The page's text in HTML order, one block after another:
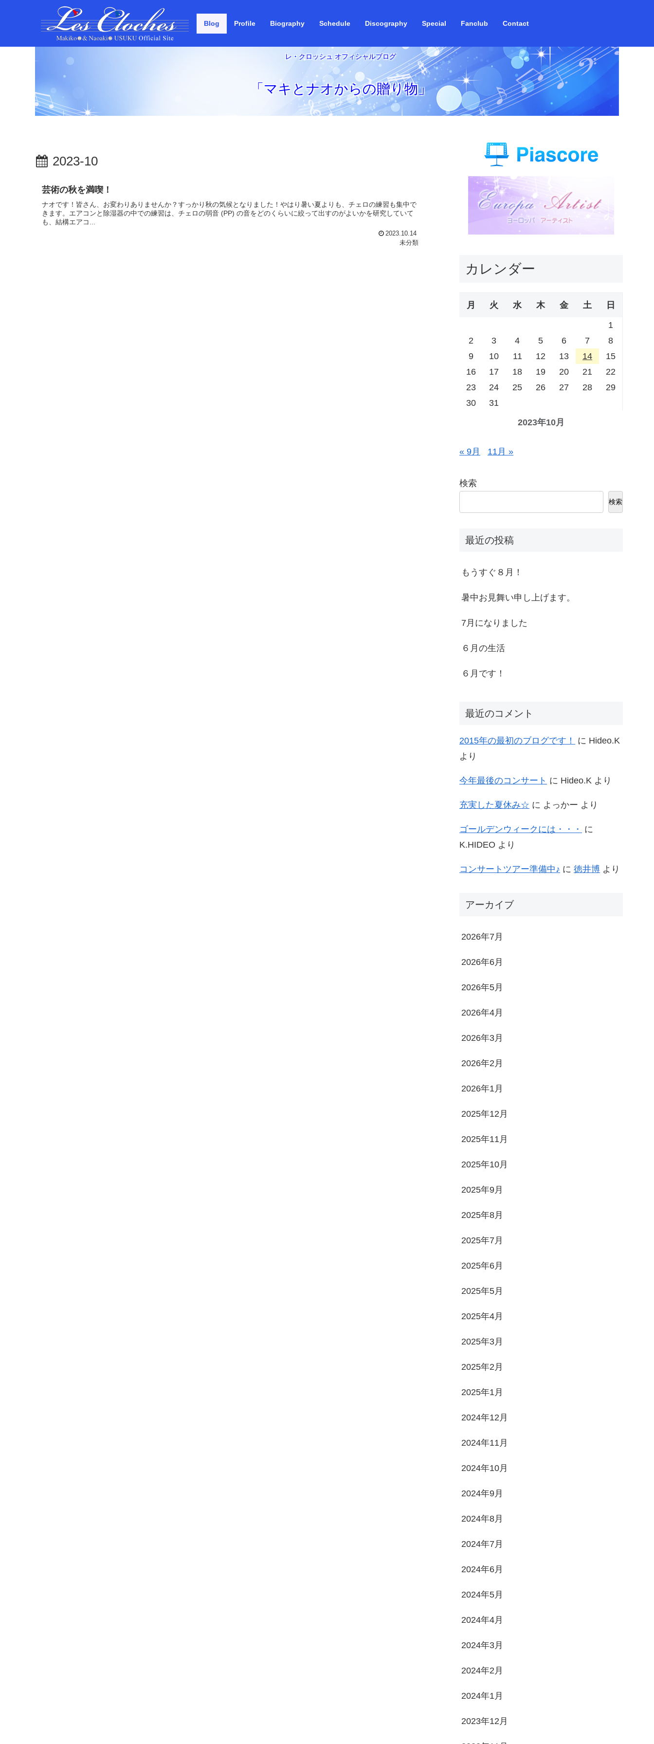
Blog Profile Biography Schedule Discography Special Fanclub Contact
レ・クロッシュ オフィシャルブログ
「マキとナオからの贈り物」
2023-10
芸術の秋を満喫！
ナオです！皆さん、お変わりありませんか？すっかり秋の気候となりました！やはり暑い夏よりも、チェロの練習も集中で
きます。エアコンと除湿器の中での練習は、チェロの弱音 (PP) の音をどのくらいに絞って出すのがよいかを研究していて
も、結構エアコ...
2023.10.14
未分類
カレンダー
2023年10月
月 火 水 木 金 土 日
1
2
3 4 5 6 7
8
9
10 11 12 13 14
15
16
17 18 19 20 21
22
23
24 25 26 27 28
29
30
31
« 9月 11月 »
検索
検索
最近の投稿
もうすぐ８月！
暑中お見舞い申し上げます。
7月になりました
６月の生活
６月です！
最近のコメント
2015年の最初のブログです！ に Hideo.K
より
今年最後のコンサート に Hideo.K より
充実した夏休み☆ に よっかー より
ゴールデンウィークには・・・
に
K.HIDEO より
コンサートツアー準備中♪ に 徳井博 より
アーカイブ
2026年7月
2026年6月
2026年5月
2026年4月
2026年3月
2026年2月
2026年1月
2025年12月
2025年11月
2025年10月
2025年9月
2025年8月
2025年7月
2025年6月
2025年5月
2025年4月
2025年3月
2025年2月
2025年1月
2024年12月
2024年11月
2024年10月
2024年9月
2024年8月
2024年7月
2024年6月
2024年5月
2024年4月
2024年3月
2024年2月
2024年1月
2023年12月